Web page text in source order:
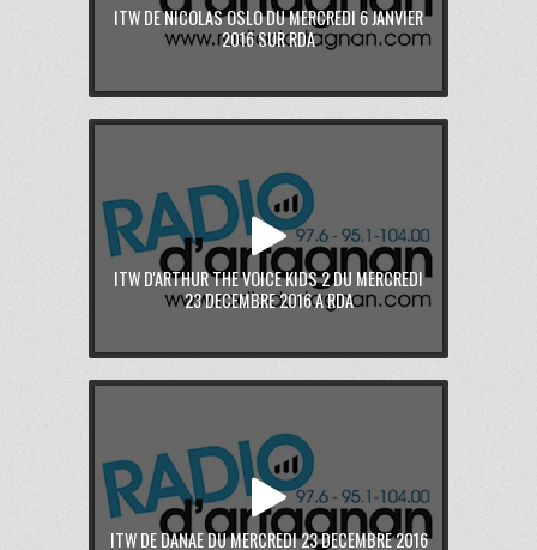
ITW DE NICOLAS OSLO DU MERCREDI 6 JANVIER
2016 SUR RDA
ITW D'ARTHUR THE VOICE KIDS 2 DU MERCREDI
23 DECEMBRE 2016 A RDA
ITW DE DANAE DU MERCREDI 23 DECEMBRE 2016